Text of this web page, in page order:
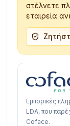
στέλνετε
εταιρεία
Εμπορικές
LDA, που
Coface.